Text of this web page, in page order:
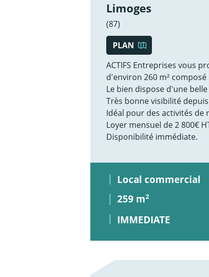
Limoges
(87)
PLAN
ACTIFS Entreprises vous
d'environ 260 m²
Le bien dispose d'une
Très bonne visibilité
Idéal pour des activités de
Loyer mensuel de 2 800€
Disponibilité immédiate.
Local commercial
259 m2
IMMEDIATE